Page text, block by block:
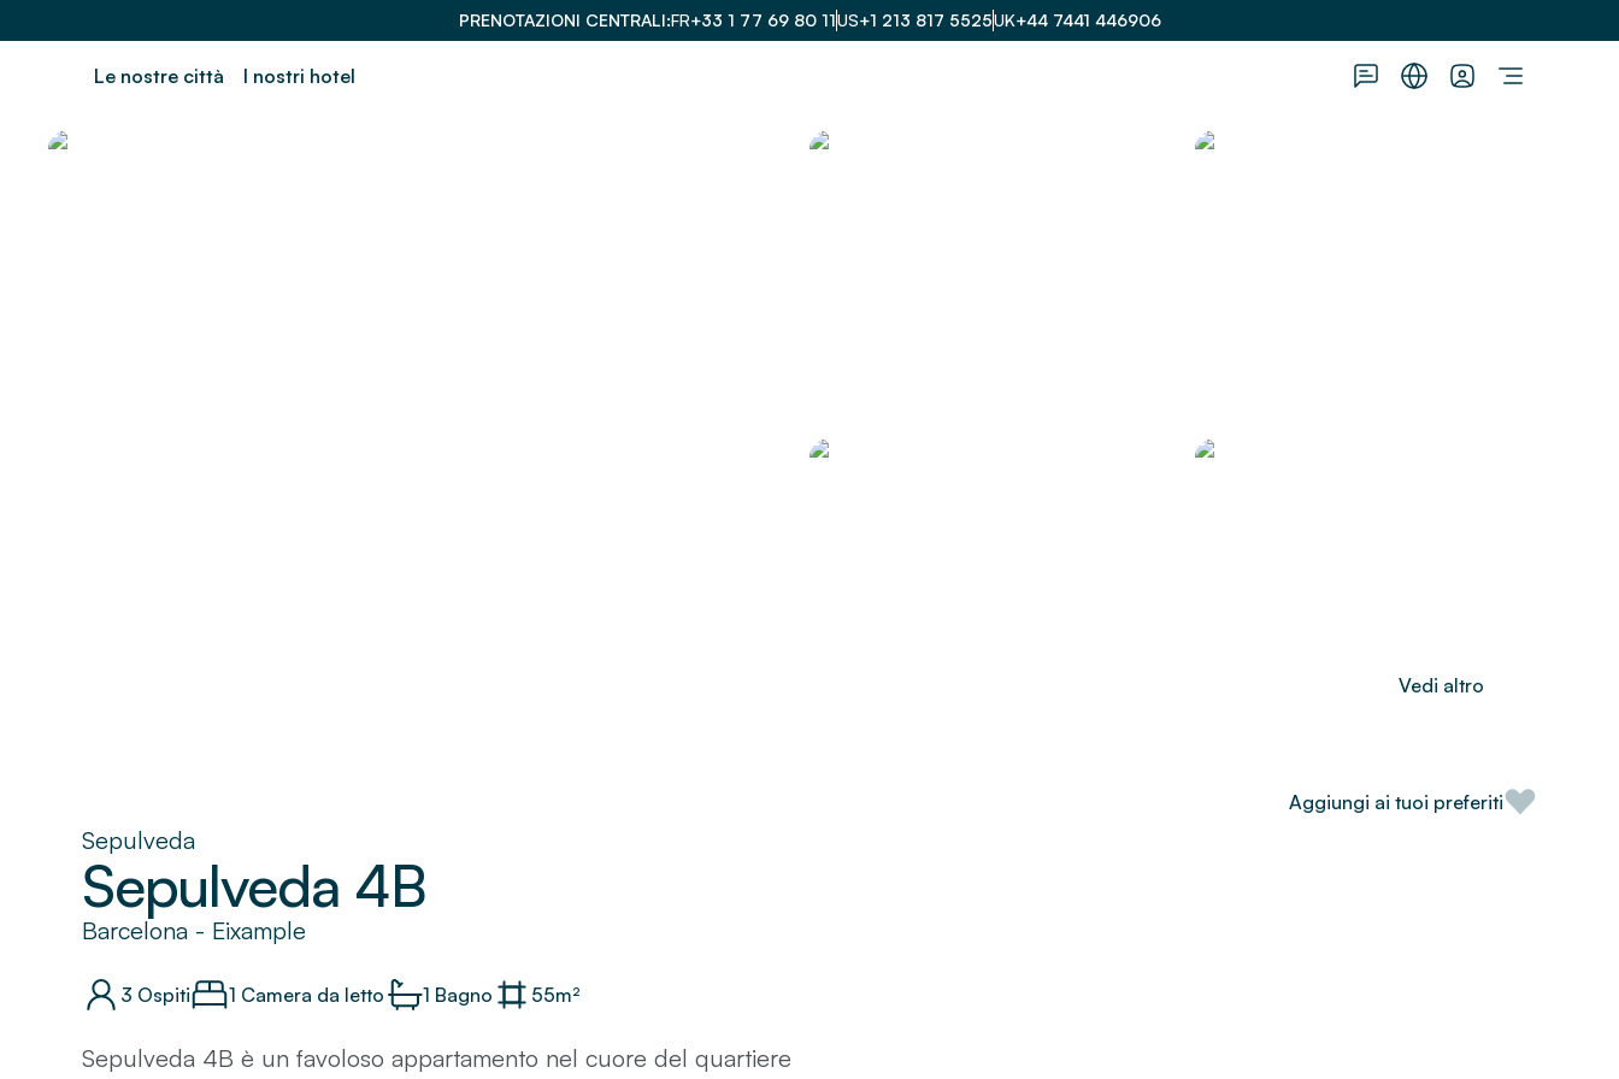
PRENOTAZIONI CENTRALI FR+33 1 77 69 80 11US+1 213 817 5525UK+44 7441 446906
Le nostre città I nostri hotel
Vedi altro
Sepulveda
Sepulveda 4B
Barcelona - Eixample
3 Ospiti 1 Camera da letto 1 Bagno 55m²
Sepulveda 4B è un favoloso appartamento nel cuore del quartiere
Aggiungi ai tuoi preferiti